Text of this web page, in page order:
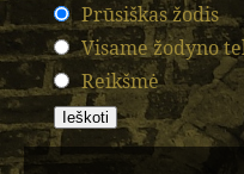
Prūsiškas žodis
Visame žodyno
Reikšmė